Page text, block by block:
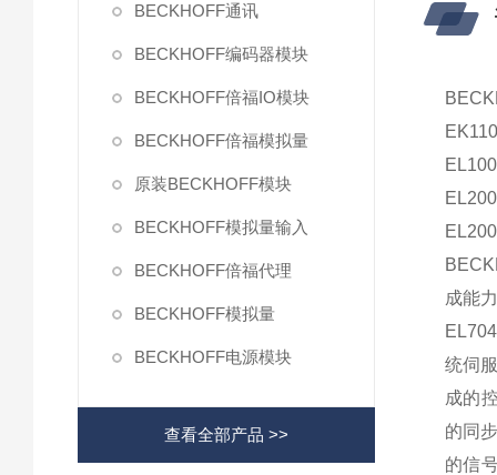
BECKHOFF通讯
BECKHOFF编码器模块
BECKHOFF倍福IO模块
BECKHOFF倍福模拟量
原装BECKHOFF模块
BECKHOFF模拟量输入
BECKHOFF倍福代理
BECKHOFF模拟量
BECKHOFF电源模块
查看全部产品 >>
成能
统伺
成的
的同
的信